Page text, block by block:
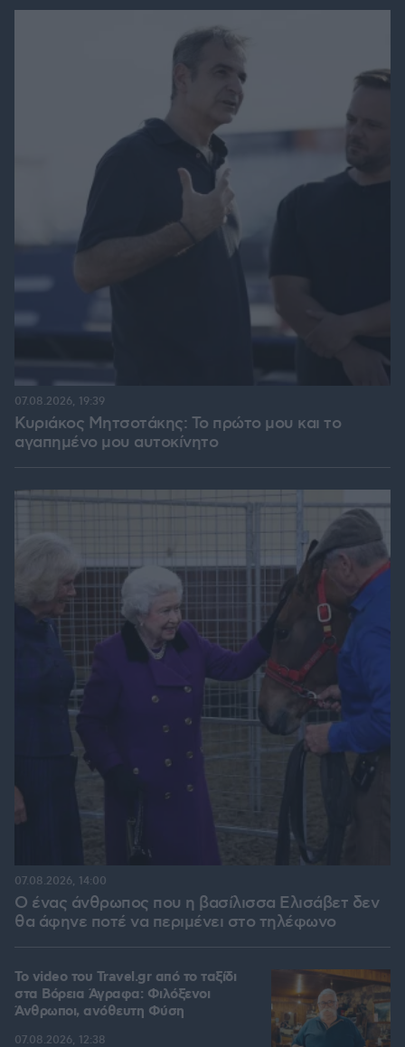
Κυριάκος Μητσοτάκης: Το πρώτο μου και το
αγαπημένο μου αυτοκίνητο
07.08.2026, 19:39
Ο ένας άνθρωπος που η βασίλισσα Ελισάβετ δεν
θα άφηνε ποτέ να περιμένει στο τηλέφωνο
07.08.2026, 14:00
To video του Travel.gr από το ταξίδι
στα Βόρεια Άγραφα: Φιλόξενοι
Άνθρωποι, ανόθευτη Φύση
07.08.2026, 12:38